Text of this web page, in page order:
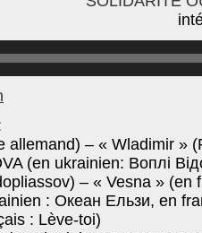
allemand) – « Wladimir »
(en ukrainien: Воплі
– « Vesna » (en
: Океан Ельзи, en
: Lève-toi)